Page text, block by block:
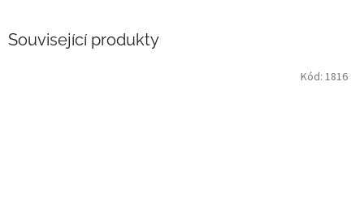
Související produkty
Kód: 1816